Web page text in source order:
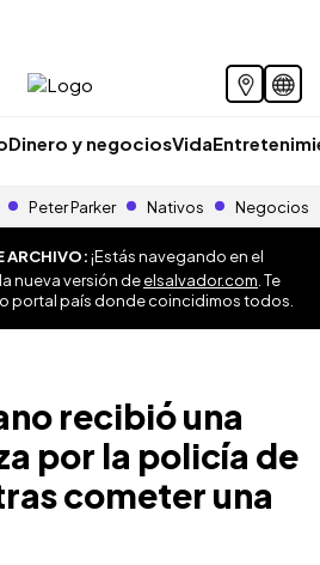
Dinero y negociosVida
Peter Parker Nativos Negocios
ARCHIVO:¡Estás navegando en el
nueva versión deelsalvador.com . Te
portal país donde coincidimos todos.
recibió una
por la policía de
cometer una